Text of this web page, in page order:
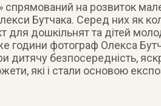
спрямований на розвиток
Бутчака. Серед них як
для дошкільнят та дітей
години фотограф Олекса
дитячу безпосередність,
які і стали основою